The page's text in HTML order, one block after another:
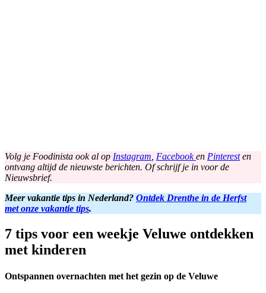
Volg je Foodinista ook al op Instagram Facebooken Pinteresten
ontvang altijd de nieuwste berichten. Of schrijf je in voor de
Nieuwsbrief.
Meer vakantie tips in Nederland? Ontdek Drenthe in de Herfst
met onze vakantie tips.
7 tips voor een weekje Veluwe ontdekken
met kinderen
Ontspannen overnachten met het gezin op de Veluwe